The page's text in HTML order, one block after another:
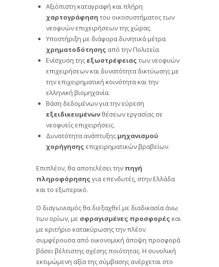
Αξιόπιστη καταγραφή και πλήρη
χαρτογράφηση του οικοσυστήματος των
νεοφυών επιχειρήσεων της χώρας.
Υποστήριξη με διάφορα δυνητικά μέτρα
χρηματοδότησης από την Πολιτεία.
Ενίσχυση τηςεξωστρέφειας των νεοφυών
επιχειρήσεων και δυνατότητα δικτύωσης με
την επιχειρηματική κοινότητα και την
ελληνική βιομηχανία.
Βάση δεδομένων για την εύρεση
εξειδικευμένων θέσεων εργασίας σε
νεοφυείς επιχειρήσεις.
Δυνατότητα ανάπτυξης μηχανισμού
χορήγησης επιχειρηματικών βραβείων.
Επιπλέον, θα αποτελέσει την πηγή
πληροφόρησης για επενδυτές, στην Ελλάδα
και το εξωτερικό.
Ο διαγωνισμός θα διεξαχθεί με διαδικασία άνω
των ορίων, με σφραγισμένες προσφορές και
με κριτήριο κατακύρωσης την πλέον
συμφέρουσα από οικονομική άποψη προσφορά
βάσει βέλτιστης σχέσης ποιότητας. Η συνολική
εκτιμώμενη αξία της σύμβασης ανέρχεται στο